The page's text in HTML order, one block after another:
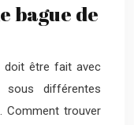
bague de
doit être fait avec
différentes
Comment trouver